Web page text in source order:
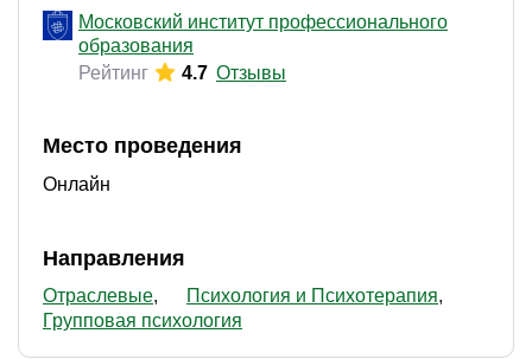
Московский институт профессионального
образования
Рейтинг
4.7 Отзывы
Место проведения
Онлайн
Направления
Отраслевые
Психология и Психотерапия
Групповая психология